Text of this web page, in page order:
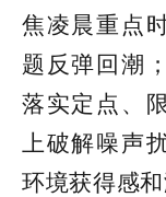
焦凌晨重点
题反弹回潮
落实定点、
上破解噪声
环境获得感和